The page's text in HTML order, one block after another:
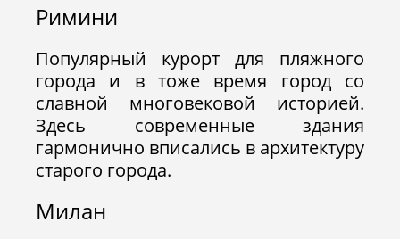
Римини
Популярный курорт для пляжного
города и в тоже время город со
славной многовековой историей.
Здесь современные здания
гармонично вписались в архитектуру
старого города.
Милан